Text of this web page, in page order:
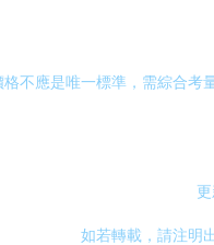
不應是唯一標準，需綜合
如若轉載，請注明